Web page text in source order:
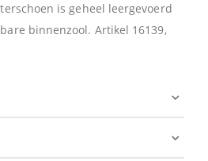
is geheel leergevoerd
binnenzool. Artikel 16139,